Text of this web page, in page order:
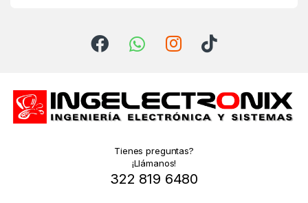
Tienes preguntas?
¡Llámanos!
322 819 6480